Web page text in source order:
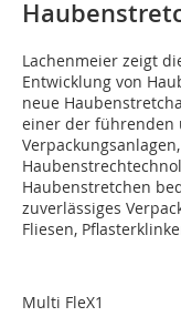
Lachenmeier zeigt
Entwicklung von
neue
einer der führenden
Haubenstretchen
zuverlässiges
Fliesen,
Multi FleX1